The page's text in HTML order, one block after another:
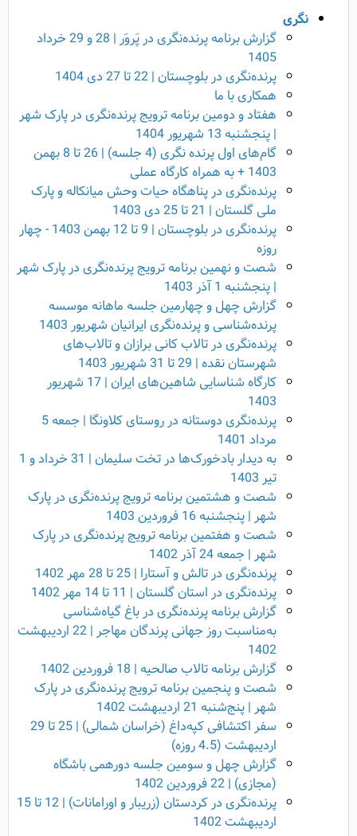
نگری
گزارش برنامه پرنده‌نگری در پَروَر | 28 و 29 خرداد
1405
پرنده‌نگری در بلوچستان | 22 تا 27 دی 1404
همکاری با ما
هفتاد و دومین برنامه ترویج پرنده‌نگری در پارک شهر
| پنجشنبه 13 شهریور 1404
گام‌های اول پرنده نگری (4 جلسه) | 26 تا 8 بهمن
1403 + به همراه کارگاه عملی
پرنده‌نگری در پناهگاه حیات وحش میانکاله و پارک
ملی گلستان | 21 تا 25 دی 1403
پرنده‌نگری در بلوچستان | 9 تا 12 بهمن 1403 - چهار
روزه
شصت و نهمین برنامه ترویج پرنده‌نگری در پارک شهر
| پنجشنبه 1 آذر 1403
گزارش چهل و چهارمین جلسه ماهانه موسسه
پرنده‌شناسی و پرنده‌نگری ایرانیان شهریور 1403
پرنده‌نگری در تالاب کانی برازان و تالاب‌های
شهرستان نقده | 29 تا 31 شهریور 1403
کارگاه شناسایی شاهین‌های ایران | 17 شهریور
1403
پرنده‌نگری دوستانه در روستای کلاونگا | جمعه 5
مرداد 1401
به دیدار بادخورک‌ها در تخت سلیمان | 31 خرداد و 1
تیر 1403
شصت و هشتمین برنامه ترویج پرنده‌نگری در پارک
شهر | پنجشنبه 16 فروردین 1403
شصت و هفتمین برنامه ترویج پرنده‌نگری در پارک
شهر | جمعه 24 آذر 1402
پرنده‌نگری در تالش و آستارا | 25 تا 28 مهر 1402
پرنده‌نگری در استان گلستان | 11 تا 14 مهر 1402
گزارش برنامه پرنده‌نگری در باغ گیاه‌شناسی
به‌مناسبت روز جهانی پرندگان مهاجر | 22 اردیبهشت
1402
گزارش برنامه تالاب صالحیه | 18 فروردین 1402
شصت و پنجمین برنامه ترویج پرنده‌نگری در پارک
شهر | پنج‌شنبه 21 اردیبهشت 1402
سفر اکتشافی کپه‌داغ (خراسان شمالی) | 25 تا 29
اردیبهشت (4.5 روزه)
گزارش چهل و سومین جلسه دورهمی باشگاه
(مجازی) | 22 فروردین 1402
پرنده‌نگری در کردستان (زریبار و اورامانات) | 12 تا 15
اردیبهشت 1402